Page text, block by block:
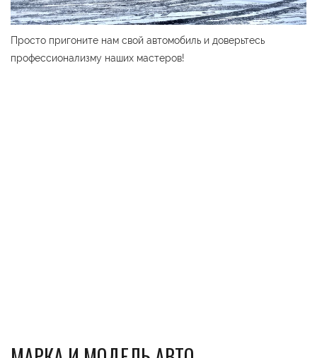
Просто пригоните нам свой автомобиль и доверьтесь
профессионализму наших мастеров!